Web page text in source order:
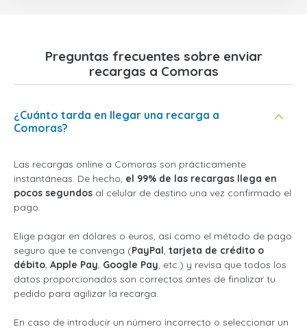
Preguntas frecuentes sobre enviar
recargas a Comoras
¿Cuánto tarda en llegar una recarga a
Comoras?
Las recargas online a Comoras son prácticamente
instantáneas. De hecho, el 99% de las recargas llega en
pocos segundos al celular de destino una vez confirmado el
pago.
Elige pagar en dólares o euros, así como el método de pago
seguro que te convenga (PayPal, tarjeta de crédito o
débito, Apple Pay, Google Pay, etc.) y revisa que todos los
datos proporcionados son correctos antes de finalizar tu
pedido para agilizar la recarga.
En caso de introducir un número incorrecto o seleccionar un